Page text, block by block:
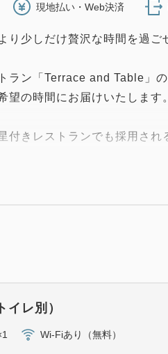
現地払い・Web決済
り少しだけ贅沢な時間を過
ラン「Terrace and Table」
望の時間にお届けいたします。
付きレストランでも採用され
ドウで造られたプレミアム
レ別）
Wi-Fiあり（無料）